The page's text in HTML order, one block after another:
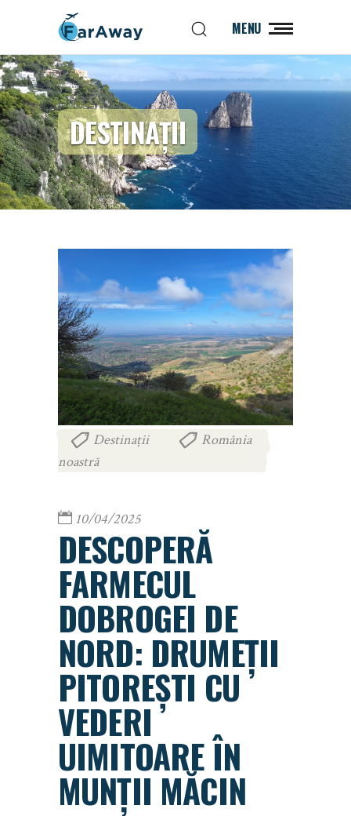
MENU
DESTINAȚII
Destinații
România
noastră
10/04/2025
DESCOPERĂ
FARMECUL
DOBROGEI DE
NORD: DRUMEȚII
PITOREȘTI CU
VEDERI
UIMITOARE ÎN
MUNȚII MĂCIN